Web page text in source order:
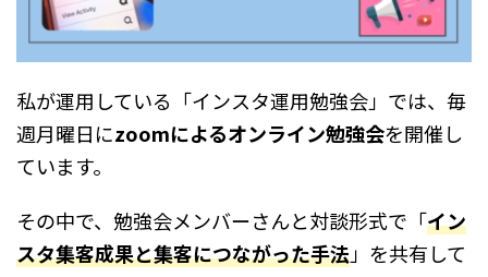
私が運用している「インスタ運用勉強会」では、毎
週月曜日にzoomによるオンライン勉強会を開催し
ています。
その中で、勉強会メンバーさんと対談形式で「イン
スタ集客成果と集客につながった手法」を共有して